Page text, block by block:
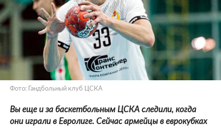
Фото: Гандбольный клуб ЦСКА
Вы еще и за баскетбольным ЦСКА следили, когда
они играли в Евролиге. Сейчас армейцы в еврокубках